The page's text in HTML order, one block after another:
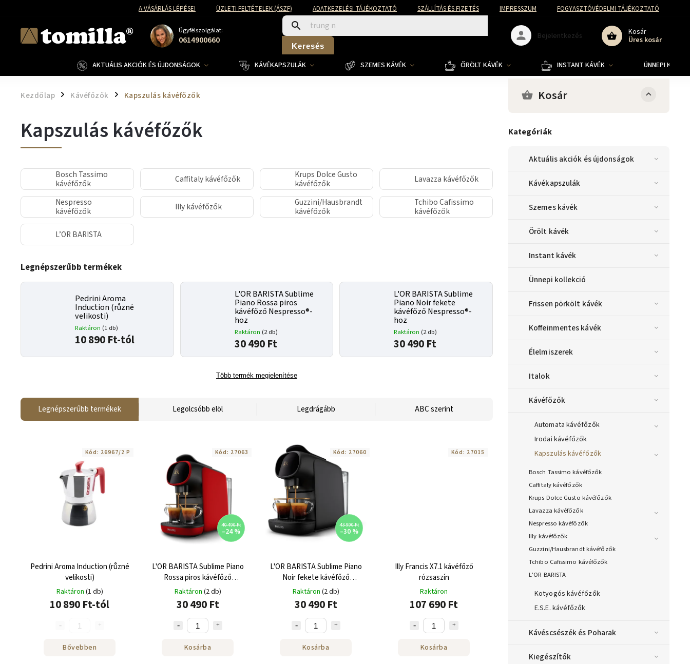
A VÁSÁRLÁS LÉPÉSEI ÜZLETI FELTÉTELEK (ÁSZF) ADATKEZELÉSI TÁJÉKOZTATÓ SZÁLLÍTÁS ÉS FIZETÉS IMPRESSZUM FOGYASZTÓVÉDELMI TÁJÉKOZTATÓ
Ügyfélszolgálat:
0614900660 Keresés
Kosár
Üres kosár
Bejelentkezés
AKTUÁLIS AKCIÓK ÉS ÚJDONSÁGOK KÁVÉKAPSZULÁK SZEMES KÁVÉK ŐRÖLT KÁVÉK INSTANT KÁVÉK ÜNNEPI
Kezdőlap / Kávéfőzők / Kapszulás kávéfőzők Kosár
Kategóriák
Aktuális akciók és újdonságok
Kávékapszulák
Szemes kávék
Őrölt kávék
Instant kávék
Ünnepi kollekció
Frissen pörkölt kávék
Koffeinmentes kávék
Élelmiszerek
Italok
Kávéfőzők
Automata kávéfőzők
Irodai kávéfőzők
Kapszulás kávéfőzők
Bosch Tassimo kávéfőzők
Caffitaly kávéfőzők
Krups Dolce Gusto kávéfőzők
Lavazza kávéfőzők
Nespresso kávéfőzők
Illy kávéfőzők
Guzzini/Hausbrandt kávéfőzők
Tchibo Cafissimo kávéfőzők
L’OR BARISTA
Kotyogós kávéfőzők
E.S.E. kávéfőzők
Kávéscsészék és Poharak
Kiegészítők
Kapszulás kávéfőzők
Bosch Tassimo
kávéfőzők
Caffitaly kávéfőzők
Krups Dolce Gusto
kávéfőzők
Lavazza kávéfőzők
Nespresso
kávéfőzők
Illy kávéfőzők
Guzzini/Hausbrandt
kávéfőzők
Tchibo Cafissimo
kávéfőzők
L’OR BARISTA
Legnépszerűbb termékek
Pedrini Aroma
Induction (různé
velikosti)
Raktáron (1 db)
10 890 Ft-tól
L'OR BARISTA Sublime
Piano Rossa piros
kávéfőző Nespresso®-
hoz
Raktáron (2 db)
30 490 Ft
L'OR BARISTA Sublime
Piano Noir fekete
kávéfőző Nespresso®-
hoz
Raktáron (2 db)
30 490 Ft
Több termék megjelenítése
Legnépszerűbb termékek Legolcsóbb elöl Legdrágább ABC szerint
Pedrini Aroma Induction (různé
velikosti)
Raktáron (1 db)
10 890 Ft-tól
Bővebben
Kód: 26967/2 P
40 490 Ft
–24 %
L'OR BARISTA Sublime Piano
Rossa piros kávéfőző
Nespresso®-hoz
Raktáron (2 db)
30 490 Ft
Kosárba
Kód: 27063
43 990 Ft
–30 %
L'OR BARISTA Sublime Piano
Noir fekete kávéfőző
Nespresso®-hoz
Raktáron (2 db)
30 490 Ft
Kosárba
Kód: 27060
Illy Francis X7.1 kávéfőző
rózsaszín
Raktáron
107 690 Ft
Kosárba
Kód: 27015